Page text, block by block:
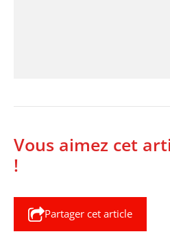
Vous aimez cet
!
Partager cet article